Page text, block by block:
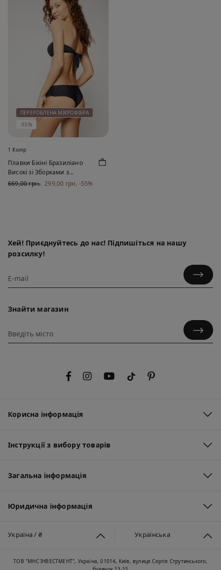
ПЕРЕРОБЛЕНА МІКРОФІБРА
-55%
1 Колір
Плавки Бікіні Бразиліано
Високі зі Зборками з
Переробленої Мікрофібри
669,00 грн. 299,00 грн. -55%
Хей! Приєднуйтесь до нас! Підпишіться на нашу
розсилку!
Знайти магазин
Корисна інформація
Інструкції з вибору товарів
Загальна інформація
Юридична інформація
Україна / ₴ Українська
ТОВ "МНС ІНВЕСТМЕНТ", Україна, 01014, Київ, вулиця Сергія Струтинського,